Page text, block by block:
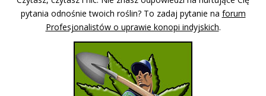
pytania odnośnie twoich roślin? To zadaj pytanie na forum
Profesjonalistów o uprawie konopi indyjskich.